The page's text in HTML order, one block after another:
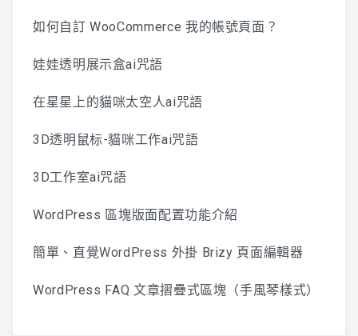
如何自訂 WooCommerce 我的帳號頁面？
娃娃透明展示盒ai咒語
在星星上的貓咪太空人ai咒語
3D透明鼠标-貓咪工作ai咒語
3D工作室ai咒語
WordPress 區塊版面配置功能介紹
簡單、直覺WordPress 外掛 Brizy 頁面編輯器
WordPress FAQ 文章摺疊式區塊（手風琴樣式）